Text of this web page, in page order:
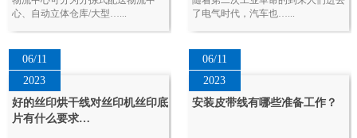
心、自动立体仓库/大型…...
了电气时代，汽车也…...
06/11
2023
好的丝印烘干线对丝印机丝印底
片有什么要求…
06/11
2023
安装皮带线有哪些准备工作？